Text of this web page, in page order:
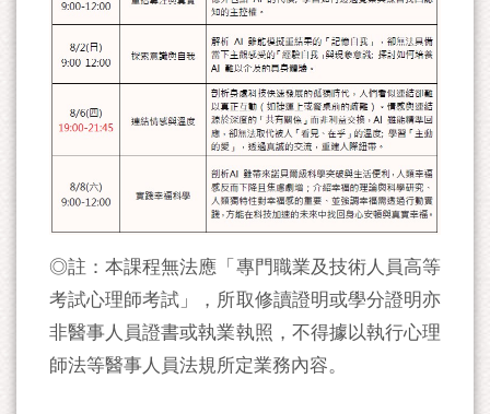
◎註：本課程無法應「專門職業及技術人員高等
考試心理師考試」，所取修讀證明或學分證明亦
非醫事人員證書或執業執照，不得據以執行心理
師法等醫事人員法規所定業務內容。